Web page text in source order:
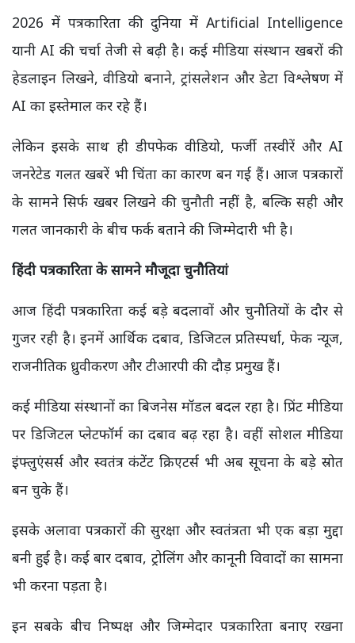
2026 में पत्रकारिता की दुनिया में Artificial Intelligence
यानी AI की चर्चा तेजी से बढ़ी है। कई मीडिया संस्थान खबरों की
हेडलाइन लिखने, वीडियो बनाने, ट्रांसलेशन और डेटा विश्लेषण में
AI का इस्तेमाल कर रहे हैं।
लेकिन इसके साथ ही डीपफेक वीडियो, फर्जी तस्वीरें और AI
जनरेटेड गलत खबरें भी चिंता का कारण बन गई हैं। आज पत्रकारों
के सामने सिर्फ खबर लिखने की चुनौती नहीं है, बल्कि सही और
गलत जानकारी के बीच फर्क बताने की जिम्मेदारी भी है।
हिंदी पत्रकारिता के सामने मौजूदा चुनौतियां
आज हिंदी पत्रकारिता कई बड़े बदलावों और चुनौतियों के दौर से
गुजर रही है। इनमें आर्थिक दबाव, डिजिटल प्रतिस्पर्धा, फेक न्यूज,
राजनीतिक ध्रुवीकरण और टीआरपी की दौड़ प्रमुख हैं।
कई मीडिया संस्थानों का बिजनेस मॉडल बदल रहा है। प्रिंट मीडिया
पर डिजिटल प्लेटफॉर्म का दबाव बढ़ रहा है। वहीं सोशल मीडिया
इंफ्लुएंसर्स और स्वतंत्र कंटेंट क्रिएटर्स भी अब सूचना के बड़े स्रोत
बन चुके हैं।
इसके अलावा पत्रकारों की सुरक्षा और स्वतंत्रता भी एक बड़ा मुद्दा
बनी हुई है। कई बार दबाव, ट्रोलिंग और कानूनी विवादों का सामना
भी करना पड़ता है।
इन सबके बीच निष्पक्ष और जिम्मेदार पत्रकारिता बनाए रखना